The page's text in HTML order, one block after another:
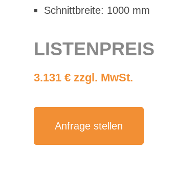
Schnitt­brei­te: 1000 mm
LIS­TEN­PREIS
3.131 € zzgl. MwSt.
An­fra­ge stel­len